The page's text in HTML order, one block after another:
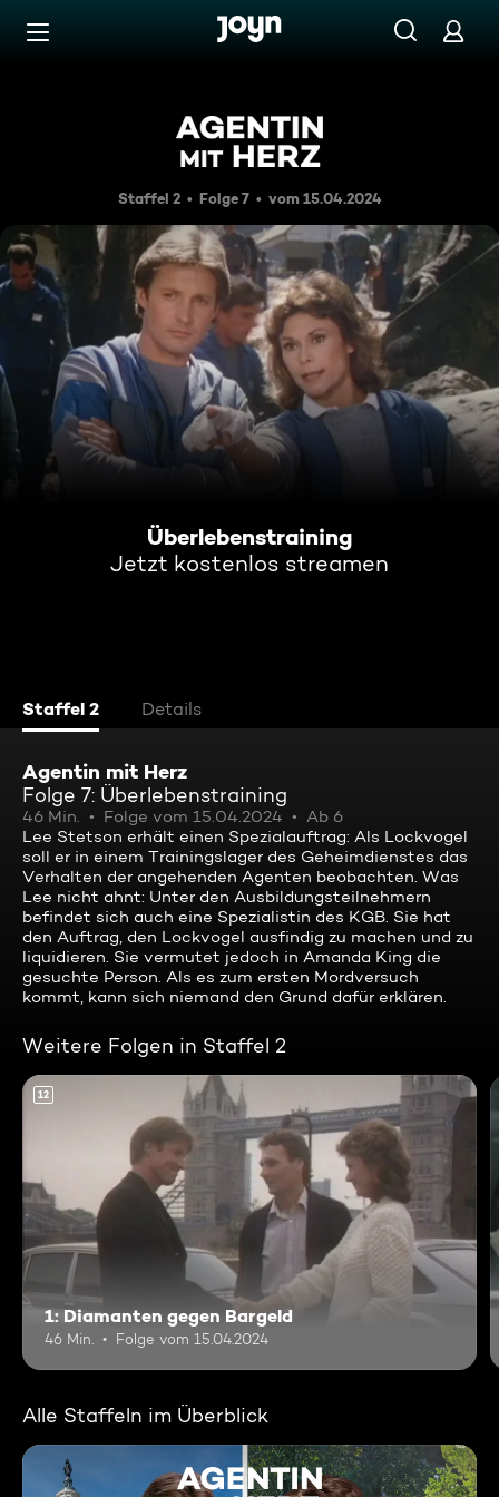
Zum Inhalt springen
Überlebenstraining
Staffel 2 Folge 7 vom 15.04.2024
Überlebenstraining
Jetzt kostenlos streamen
Staffel 2 Details
Agentin mit Herz
Folge 7: Überlebenstraining
46 Min. Folge vom 15.04.2024
Ab 6
Lee Stetson erhält einen Spezialauftrag: Als Lockvogel
soll er in einem Trainingslager des Geheimdienstes das
Verhalten der angehenden Agenten beobachten. Was
Lee nicht ahnt: Unter den Ausbildungsteilnehmern
befindet sich auch eine Spezialistin des KGB. Sie hat
den Auftrag, den Lockvogel ausfindig zu machen und zu
liquidieren. Sie vermutet jedoch in Amanda King die
gesuchte Person. Als es zum ersten Mordversuch
kommt, kann sich niemand den Grund dafür erklären.
Weitere Folgen in Staffel 2
12
1: Diamanten gegen Bargeld
46 Min. Folge vom 15.04.2024
Alle Staffeln im Überblick